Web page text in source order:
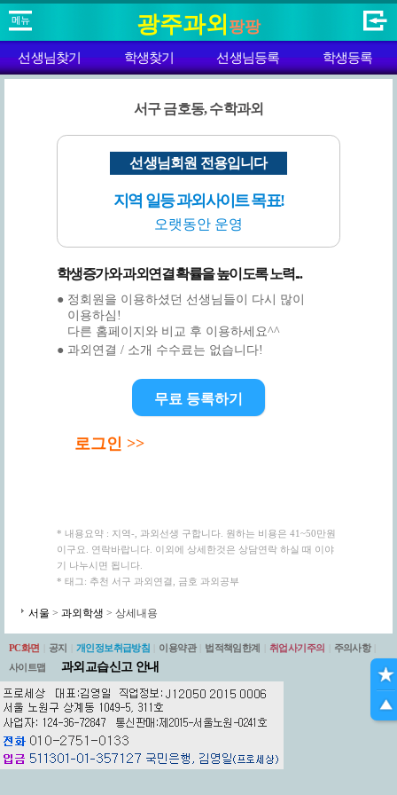
광주과외 팡팡
선생님찾기 학생찾기 선생님등록 학생등록
서구 금호동, 수학과외
선생님회원 전용입니다
지역 일등 과외사이트 목표!
오랫동안 운영
학생증가와 과외연결 확률을 높이도록 노력...
● 정회원을 이용하셨던 선생님들이 다시 많이
이용하심!
다른 홈페이지와 비교 후 이용하세요^^
● 과외연결 / 소개 수수료는 없습니다!
무료 등록하기
로그인 >>
* 내용요약 : 지역-, 과외선생 구합니다. 원하는 비용은 41~50만원
이구요. 연락바랍니다. 이외에 상세한것은 상담연락 하실 때 이야
기 나누시면 됩니다.
* 태그: 추천 서구 과외연결, 금호 과외공부
서울 > 과외학생 > 상세내용
PC화면 공지 개인정보취급방침 이용약관 법적책임한계 취업사기주의 주의사항
사이트맵
과외교습신고 안내